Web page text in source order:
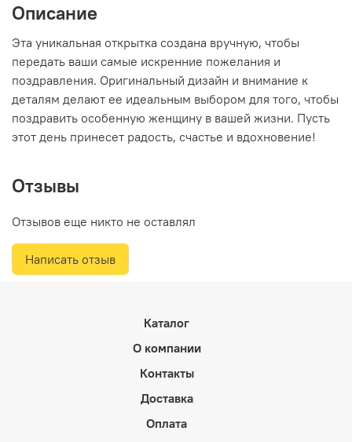
Описание
Эта уникальная открытка создана вручную, чтобы
передать ваши самые искренние пожелания и
поздравления. Оригинальный дизайн и внимание к
деталям делают ее идеальным выбором для того, чтобы
поздравить особенную женщину в вашей жизни. Пусть
этот день принесет радость, счастье и вдохновение!
Отзывы
Отзывов еще никто не оставлял
Написать отзыв
Каталог
О компании
Контакты
Доставка
Оплата